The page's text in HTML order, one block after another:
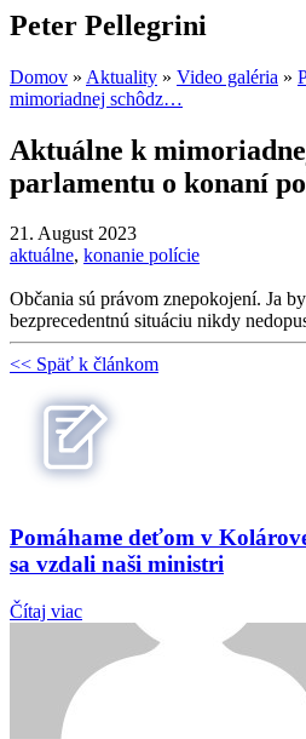
Peter Pellegrini
Domov » Aktuality » Video galéria »
mimoriadnej schôdz…
Aktuálne k
parlamentu o konaní
21. August 2023
aktuálne, konanie polície
Občania sú právom znepokojení. Ja
bezprecedentnú situáciu nikdy
<< Späť k článkom
Pomáhame deťom v
sa vzdali naši ministri
Čítaj viac